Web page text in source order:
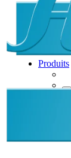
Produits